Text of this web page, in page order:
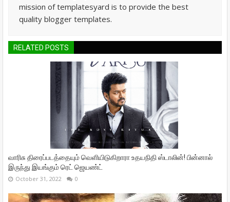
mission of templatesyard is to provide the best
quality blogger templates.
RELATED POSTS
வாரிசு திரைப்படத்தையும் வெளியிடுகிறாரா உதயநிதி ஸ்டாலின்! பின்னால்
இருந்து இயங்கும் ரெட் ஜெயண்ட்
October 31, 2022 0